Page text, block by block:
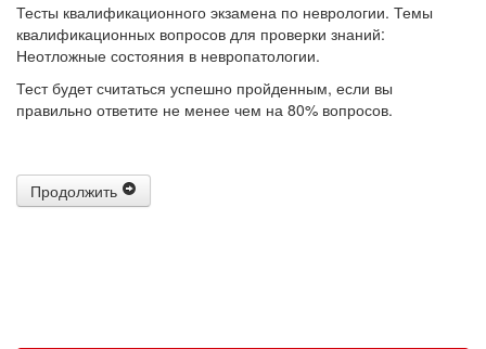
Тесты квалификационного экзамена по неврологии. Темы
квалификационных вопросов для проверки знаний:
Неотложные состояния в невропатологии.
Тест будет считаться успешно пройденным, если вы
правильно ответите не менее чем на 80% вопросов.
Продолжить